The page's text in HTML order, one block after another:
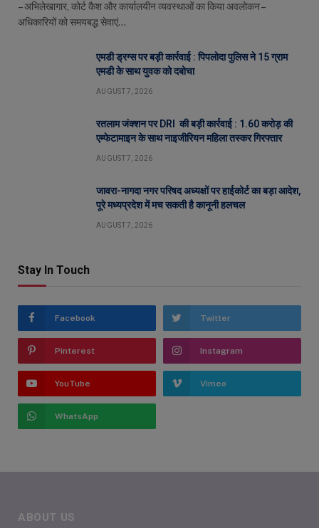
– अभिलेखागार, कोर्ट कैश और कार्यालयीन व्यवस्थाओं का किया अवलोकन –
अधिकारियों को समयबद्ध सेवाएं…
एमडी ड्रग्स पर बड़ी कार्रवाई : पिपलोदा पुलिस ने 15 ग्राम
एमडी के साथ युवक को दबोचा
AUGUST 7, 2026
रतलाम जंक्शन पर DRI की बड़ी कार्रवाई : 1.60 करोड़ की
एम्फेटामाइन के साथ नाइजीरियन महिला तस्कर गिरफ्तार
AUGUST 7, 2026
जावरा-नागदा नगर परिषद अध्यक्षों पर हाईकोर्ट का बड़ा आदेश,
पूरे मध्यप्रदेश में मच सकती है कानूनी हलचल
AUGUST 7, 2026
Stay In Touch
Facebook Twitter
Pinterest Instagram
YouTube Vimeo
WhatsApp
ABOUT US